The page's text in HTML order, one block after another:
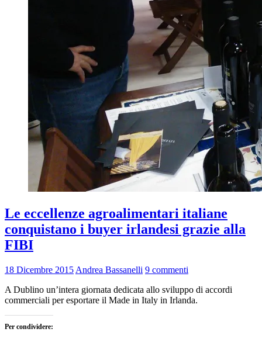
Le eccellenze agroalimentari italiane
conquistano i buyer irlandesi grazie alla
FIBI
18 Dicembre 2015 Andrea Bassanelli 9 commenti
A Dublino un’intera giornata dedicata allo sviluppo di accordi
commerciali per esportare il Made in Italy in Irlanda.
Per condividere: